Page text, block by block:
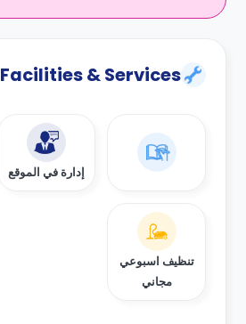
Facilities & Services
إدارة في الموقع
تنظيف اسبوعي
مجاني